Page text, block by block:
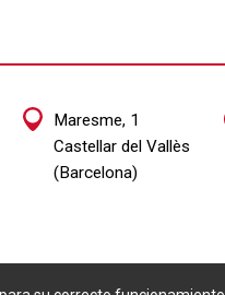
Maresme, 1
Castellar del Vallès
(Barcelona)